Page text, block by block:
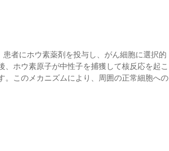
者にホウ素薬剤を投与し、がん細胞に選択的
ホウ素原子が中性子を捕獲して核反応を起こ
。このメカニズムにより、周囲の正常細胞への